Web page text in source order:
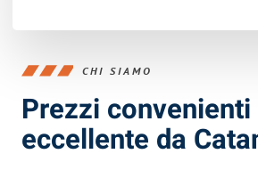
CHI SIAMO
Prezzi
eccellente da